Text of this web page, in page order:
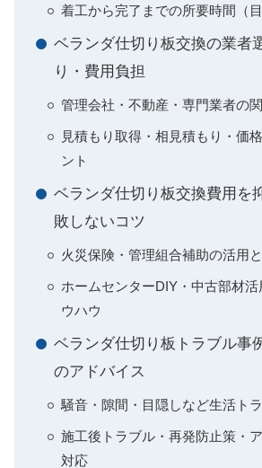
着工から完了までの所要時間（目
ベランダ仕切り板交換の業者
り・費用負担
管理会社・不動産・専門業者の
見積もり取得・相見積もり・価
ント
ベランダ仕切り板交換費用を
敗しないコツ
火災保険・管理組合補助の活用
ホームセンターDIY・中古部材活
ウハウ
ベランダ仕切り板トラブル事
のアドバイス
騒音・隙間・目隠しなど生活ト
施工後トラブル・再発防止策・
対応